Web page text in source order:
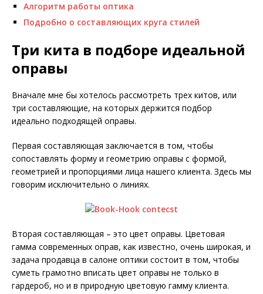
Алгоритм работы оптика
Подробно о составляющих круга стилей
Три кита в подборе идеальной
оправы
Вначале мне бы хотелось рассмотреть трех китов, или
три составляющие, на которых держится подбор
идеально подходящей оправы.
Первая составляющая заключается в том, чтобы
сопоставлять форму и геометрию оправы с формой,
геометрией и пропорциями лица нашего клиента. Здесь мы
говорим исключительно о линиях.
Вторая составляющая – это цвет оправы. Цветовая
гамма современных оправ, как известно, очень широкая, и
задача продавца в салоне оптики состоит в том, чтобы
суметь грамотно вписать цвет оправы не только в
гардероб, но и в природную цветовую гамму клиента.